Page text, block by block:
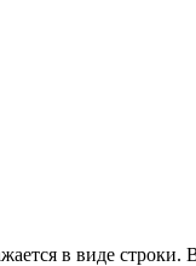
в виде